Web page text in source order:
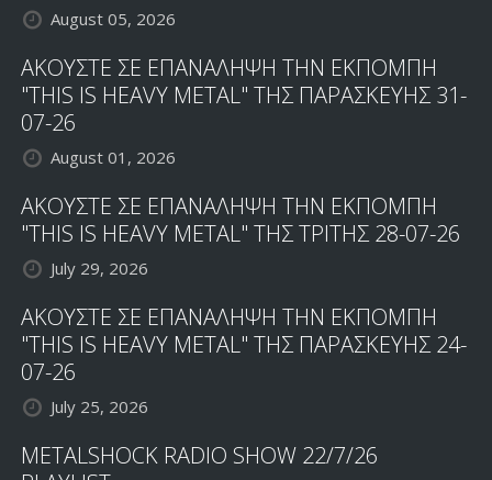
August 05, 2026
ΑΚΟΥΣΤΕ ΣΕ ΕΠΑΝΑΛΗΨΗ ΤΗΝ ΕΚΠΟΜΠΗ
"THIS IS HEAVY METAL" ΤΗΣ ΠΑΡΑΣΚΕΥΗΣ 31-
07-26
August 01, 2026
ΑΚΟΥΣΤΕ ΣΕ ΕΠΑΝΑΛΗΨΗ ΤΗΝ ΕΚΠΟΜΠΗ
"THIS IS HEAVY METAL" ΤΗΣ ΤΡΙΤΗΣ 28-07-26
July 29, 2026
ΑΚΟΥΣΤΕ ΣΕ ΕΠΑΝΑΛΗΨΗ ΤΗΝ ΕΚΠΟΜΠΗ
"THIS IS HEAVY METAL" ΤΗΣ ΠΑΡΑΣΚΕΥΗΣ 24-
07-26
July 25, 2026
METALSHOCK RADIO SHOW 22/7/26